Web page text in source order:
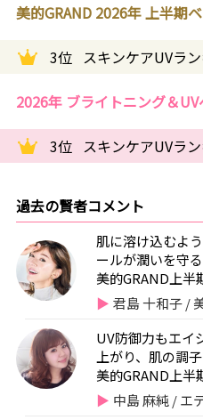
美的GRAND 2026年 上半期
3位 スキンケアUVラ
2026年 ブライトニング＆
3位 スキンケアUVラ
過去の賢者コメント
肌に溶け込むよ
ールが潤いを守
美的GRAND上半
君島 十和子 /
UV防御力もエイ
上がり、肌の調
美的GRAND上半
中島 麻純 / エ